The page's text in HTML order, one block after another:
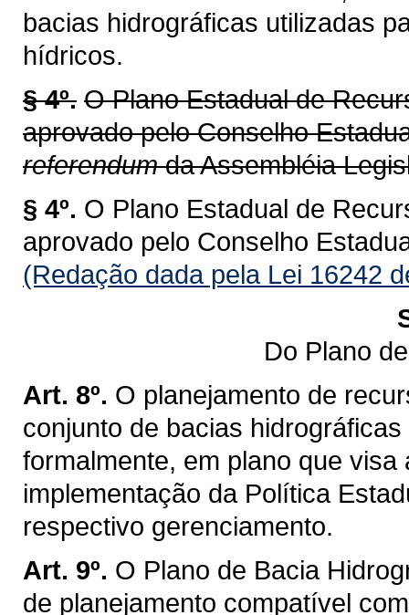
bacias hidrográficas utilizadas
hídricos.
§ 4º. O Plano Estadual de
aprovado pelo Conselho
referendumda Assembléia
§ 4º. O Plano Estadual de
aprovado pelo Conselho
(Redação dada pela Lei 16242
Do Plano
Art. 8º. O planejamento de
conjunto de bacias
formalmente, em plano que
implementação da Política
respectivo gerenciamento.
Art. 9º. O Plano de Bacia
de planejamento compatível